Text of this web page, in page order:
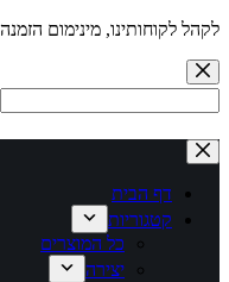
לקהל לקוחותינו, מינימום הזמנה באתר הוא
Skip
to
content
No
results
דף הבית
קטגוריות
כל המוצרים
יצירה